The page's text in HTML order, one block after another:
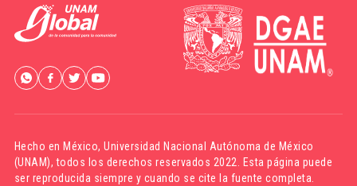
Hecho en México,Universidad Nacional Autónoma de México
(UNAM), todos los derechos reservados 2022. Esta página puede
ser reproducida siempre y cuando se cite la fuente completa.